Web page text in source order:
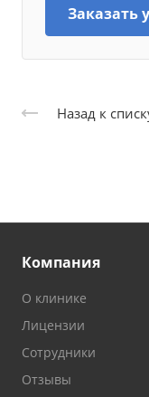
Заказать
Назад к
Компания
О клинике
Лицензии
Сотрудники
Отзывы